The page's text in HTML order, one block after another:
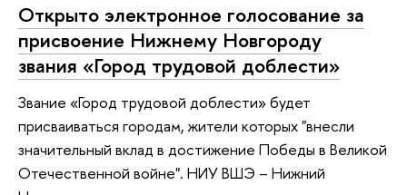
Открыто электронное голосование за
присвоение Нижнему Новгороду
звания «Город трудовой доблести»
Звание «Город трудовой доблести» будет
присваиваться городам, жители которых "внесли
значительный вклад в достижение Победы в Великой
Отечественной войне". НИУ ВШЭ – Нижний